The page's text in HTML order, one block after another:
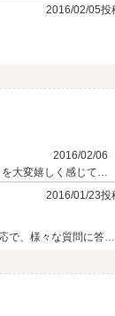
2016/02/05投
2016/02/06
大変嬉しく感じてお
2016/01/23投
で、様々な質問に答え